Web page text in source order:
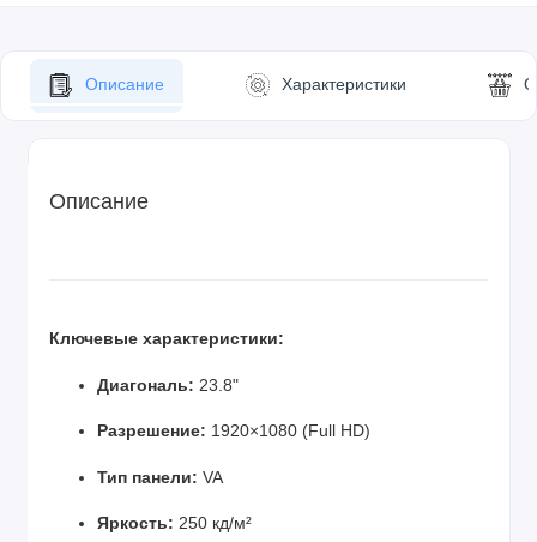
Описание Характеристики
Описание
Ключевые характеристики:
Диагональ: 23.8"
Разрешение: 1920×1080 (Full HD)
Тип панели: VA
Яркость: 250 кд/м²